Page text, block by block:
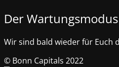
Der
Wir sind bald wieder für Euch
© Bonn Capitals 2022